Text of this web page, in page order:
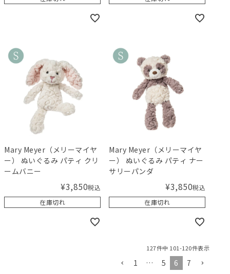
Mary Meyer（メリーマイヤ
ー） ぬいぐるみ パティ クリ
ームバニー
¥3,850税込
在庫切れ
Mary Meyer（メリーマイヤ
ー） ぬいぐるみ パティ ナー
サリーパンダ
¥3,850税込
在庫切れ
127件中 101-120件表示
1 … 5 6 7